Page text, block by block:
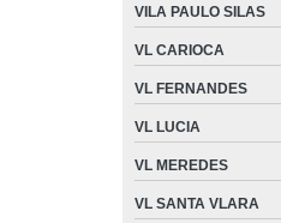
VILA PAULO SILAS
VL CARIOCA
VL FERNANDES
VL LUCIA
VL MEREDES
VL SANTA VLARA